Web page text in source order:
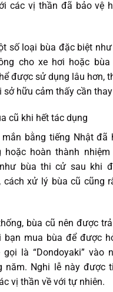
các vị thần đã bảo vệ
số loại bùa đặc biệt
cho xe hơi hoặc bùa
được sử dụng lâu hơn,
sở hữu cảm thấy cần
cũ khi hết tác dụng
mắn bằng tiếng Nhật đã
hoặc hoàn thành nhiệm
bùa thi cử sau khi
cách xử lý bùa cũ cũng
bùa cũ nên được
bạn mua bùa để được
là “Dondoyaki” vào
năm. Nghi lễ này được
vị thần về với tự nhiên.